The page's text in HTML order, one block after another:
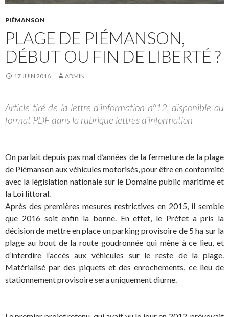
PIÉMANSON
PLAGE DE PIÉMANSON,
DÉBUT OU FIN DE LIBERTÉ ?
17 JUIN 2016 ADMIN
Article tiré de la lettre d’information n°12, disponible au
format PDF dans la rubrique lettres d’information
On parlait depuis pas mal d’années de la fermeture de la plage
de Piémanson aux véhicules motorisés, pour être en conformité
avec la législation nationale sur le Domaine public maritime et
la Loi littoral.
Après des premières mesures restrictives en 2015, il semble
que 2016 soit enfin la bonne. En effet, le Préfet a pris la
décision de mettre en place un parking provisoire de 5 ha sur la
plage au bout de la route goudronnée qui mène à ce lieu, et
d’interdire l’accès aux véhicules sur le reste de la plage.
Matérialisé par des piquets et des enrochements, ce lieu de
stationnement provisoire sera uniquement diurne.